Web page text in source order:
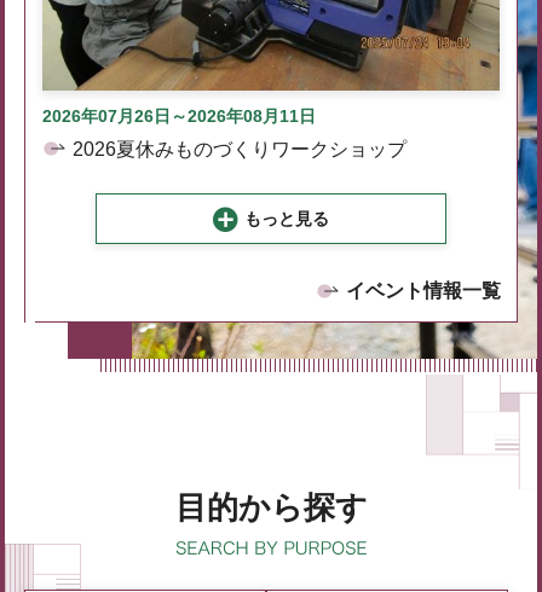
2026年07月26日～2026年08月11日
2026夏休みものづくりワークショップ
もっと見る
イベント情報一覧
目的から探す